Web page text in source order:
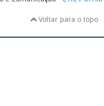
Voltar para o topo